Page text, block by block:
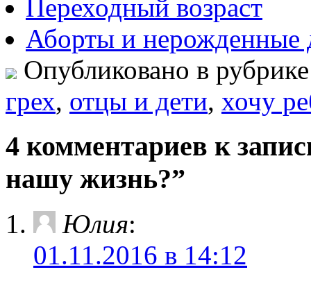
Переходный возраст
Аборты и нерожденные
Опубликовано в
грех, отцы и дети, хочу
4 комментариев к
нашу жизнь?”
Юлия:
01.11.2016 в 14:12